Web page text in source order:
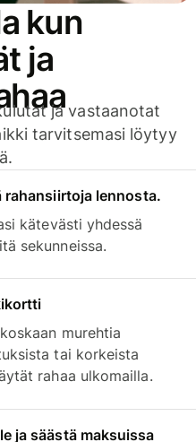
kun
ja
ja vastaanotat
tarvitsemasi löytyy
rahansiirtoja lennosta.
kätevästi yhdessä
sekunneissa.
murehtia
tai korkeista
rahaa ulkomailla.
ja säästä maksuissa